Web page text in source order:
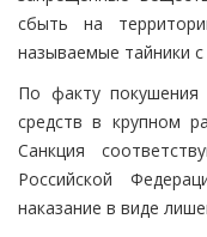
сбыть на
называемые тайники с
По факту покушения
средств в крупном
Санкция
Российской
наказание в виде